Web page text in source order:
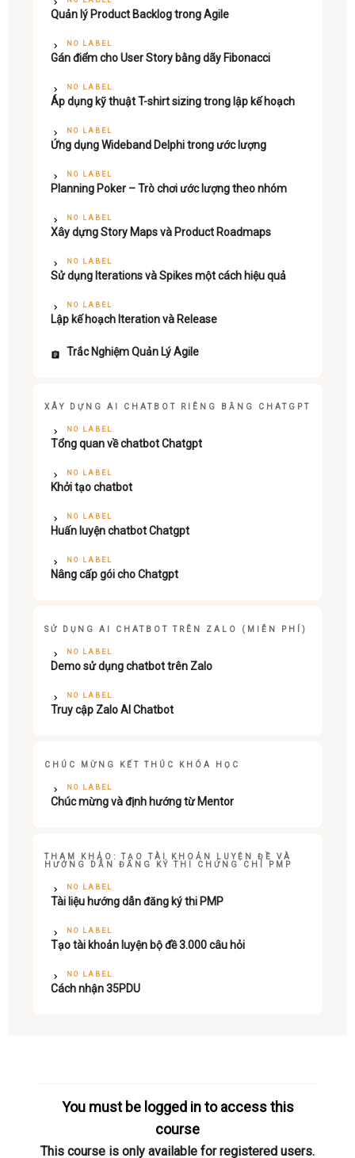
You must be logged in to access this
course
This course is only available for registered users.
Quản lý Product Backlog trong Agile
NO LABEL
Gán điểm cho User Story bằng dãy Fibonacci
NO LABEL
Áp dụng kỹ thuật T-shirt sizing trong lập kế hoạch
NO LABEL
Ứng dụng Wideband Delphi trong ước lượng
NO LABEL
Planning Poker – Trò chơi ước lượng theo nhóm
NO LABEL
Xây dựng Story Maps và Product Roadmaps
NO LABEL
Sử dụng Iterations và Spikes một cách hiệu quả
NO LABEL
Lập kế hoạch Iteration và Release
Trắc Nghiệm Quản Lý Agile
XÂY DỰNG AI CHATBOT RIÊNG BẰNG CHATGPT
NO LABEL
Tổng quan về chatbot Chatgpt
NO LABEL
Khởi tạo chatbot
NO LABEL
Huấn luyện chatbot Chatgpt
NO LABEL
Nâng cấp gói cho Chatgpt
SỬ DỤNG AI CHATBOT TRÊN ZALO (MIỄN PHÍ)
NO LABEL
Demo sử dụng chatbot trên Zalo
NO LABEL
Truy cập Zalo AI Chatbot
CHÚC MỪNG KẾT THÚC KHÓA HỌC
NO LABEL
Chúc mừng và định hướng từ Mentor
THAM KHẢO: TẠO TÀI KHOẢN LUYỆN ĐỀ VÀ
HƯỚNG DẪN ĐĂNG KÝ THI CHỨNG CHỈ PMP
NO LABEL
Tài liệu hướng dẫn đăng ký thi PMP
NO LABEL
Tạo tài khoản luyện bộ đề 3.000 câu hỏi
NO LABEL
Cách nhận 35PDU